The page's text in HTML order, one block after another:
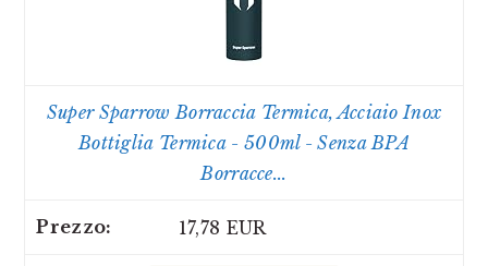
Super Sparrow Borraccia Termica, Acciaio Inox
Bottiglia Termica - 500ml - Senza BPA
Borracce...
17,78 EUR